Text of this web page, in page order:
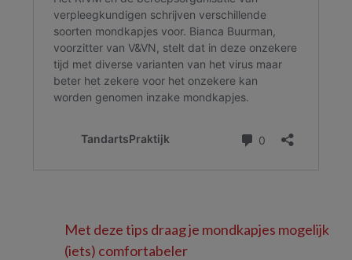
Met deze tips draag je mondkapjes mogelijk
(iets) comfortabeler